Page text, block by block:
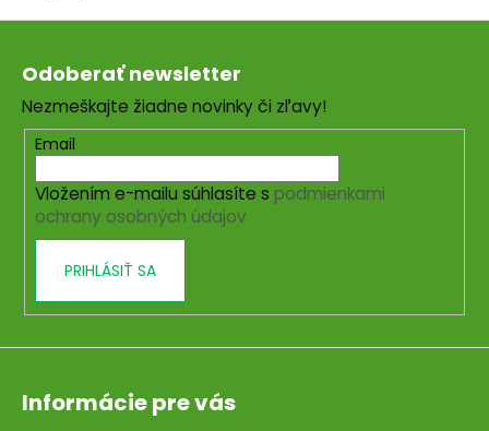
Z
Odoberať newsletter
Nezmeškajte žiadne novinky či zľavy!
Email
Vložením e-mailu súhlasíte s podmienkami
ochrany osobných údajov
PRIHLÁSIŤ SA
Informácie pre vás